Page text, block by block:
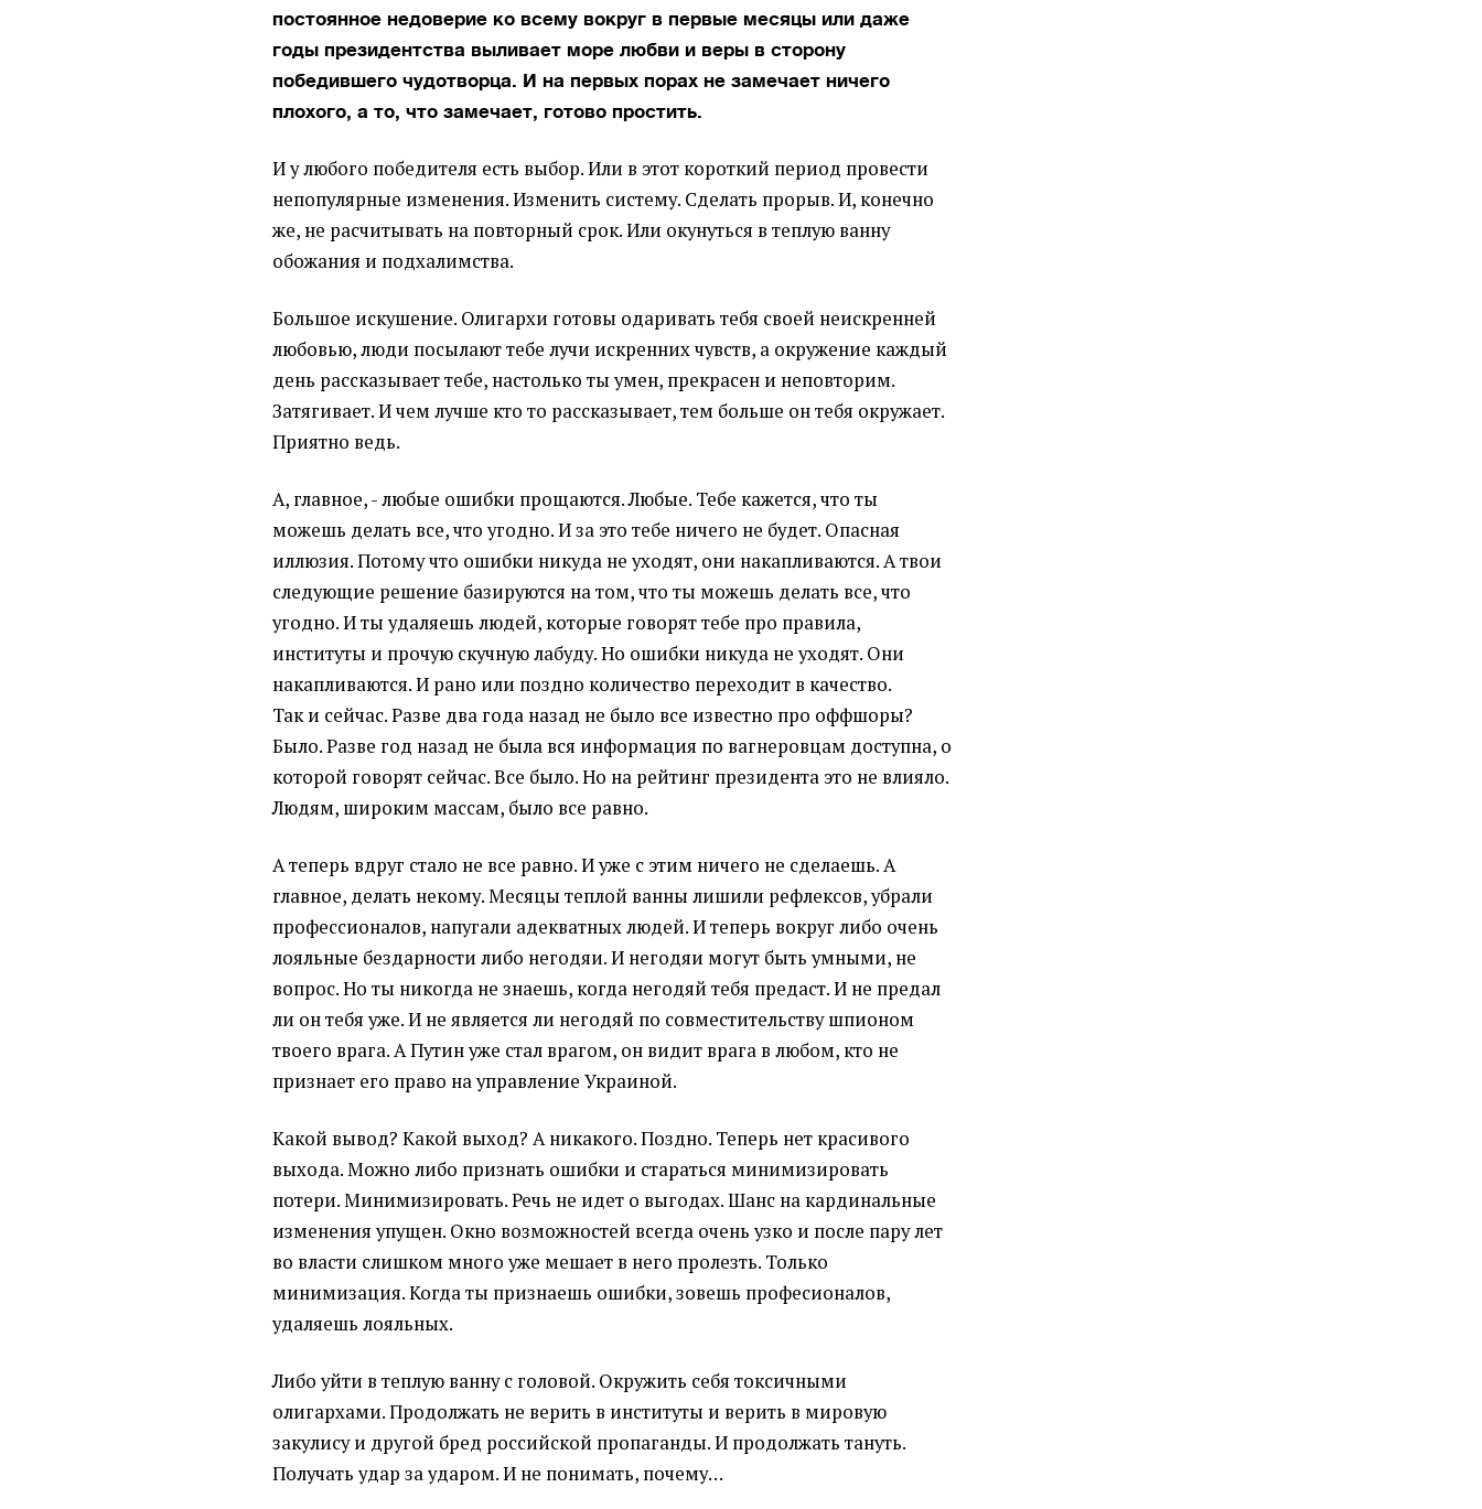
постоянное недоверие ко всему вокруг в первые месяцы или даже
годы президентства выливает море любви и веры в сторону
победившего чудотворца. И на первых порах не замечает ничего
плохого, а то, что замечает, готово простить.
И у любого победителя есть выбор. Или в этот короткий период провести
непопулярные изменения. Изменить систему. Сделать прорыв. И, конечно
же, не расчитывать на повторный срок. Или окунуться в теплую ванну
обожания и подхалимства.
Большое искушение. Олигархи готовы одаривать тебя своей неискренней
любовью, люди посылают тебе лучи искренних чувств, а окружение каждый
день рассказывает тебе, настолько ты умен, прекрасен и неповторим.
Затягивает. И чем лучше кто то рассказывает, тем больше он тебя окружает.
Приятно ведь.
А, главное, - любые ошибки прощаются. Любые. Тебе кажется, что ты
можешь делать все, что угодно. И за это тебе ничего не будет. Опасная
иллюзия. Потому что ошибки никуда не уходят, они накапливаются. А твои
следующие решение базируются на том, что ты можешь делать все, что
угодно. И ты удаляешь людей, которые говорят тебе про правила,
институты и прочую скучную лабуду. Но ошибки никуда не уходят. Они
накапливаются. И рано или поздно количество переходит в качество.
Так и сейчас. Разве два года назад не было все известно про оффшоры?
Было. Разве год назад не была вся информация по вагнеровцам доступна, о
которой говорят сейчас. Все было. Но на рейтинг президента это не влияло.
Людям, широким массам, было все равно.
А теперь вдруг стало не все равно. И уже с этим ничего не сделаешь. А
главное, делать некому. Месяцы теплой ванны лишили рефлексов, убрали
профессионалов, напугали адекватных людей. И теперь вокруг либо очень
лояльные бездарности либо негодяи. И негодяи могут быть умными, не
вопрос. Но ты никогда не знаешь, когда негодяй тебя предаст. И не предал
ли он тебя уже. И не является ли негодяй по совместительству шпионом
твоего врага. А Путин уже стал врагом, он видит врага в любом, кто не
признает его право на управление Украиной.
Какой вывод? Какой выход? А никакого. Поздно. Теперь нет красивого
выхода. Можно либо признать ошибки и стараться минимизировать
потери. Минимизировать. Речь не идет о выгодах. Шанс на кардинальные
изменения упущен. Окно возможностей всегда очень узко и после пару лет
во власти слишком много уже мешает в него пролезть. Только
минимизация. Когда ты признаешь ошибки, зовешь професионалов,
удаляешь лояльных.
Либо уйти в теплую ванну с головой. Окружить себя токсичными
олигархами. Продолжать не верить в институты и верить в мировую
закулису и другой бред российской пропаганды. И продолжать тануть.
Получать удар за ударом. И не понимать, почему…